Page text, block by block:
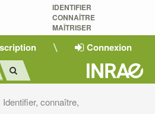
IDENTIFIER
CONNAÎTRE
MAÎTRISER
Connexion
connaître,